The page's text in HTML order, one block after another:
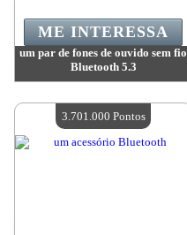
um par de fones de ouvido sem fio
Bluetooth 5.3
Quantidade disponível:4
ME INTERESSA
3.701.000 Pontos